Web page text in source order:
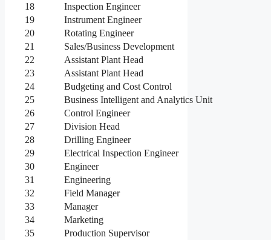
18
Inspection Engineer
19
Instrument Engineer
20
Rotating Engineer
21
Sales/Business Development
22
Assistant Plant Head
23
Assistant Plant Head
24
Budgeting and Cost Control
25
Business Intelligent and Analytics Unit
26
Control Engineer
27
Division Head
28
Drilling Engineer
29
Electrical Inspection Engineer
30
Engineer
31
Engineering
32
Field Manager
33
Manager
34
Marketing
35
Production Supervisor